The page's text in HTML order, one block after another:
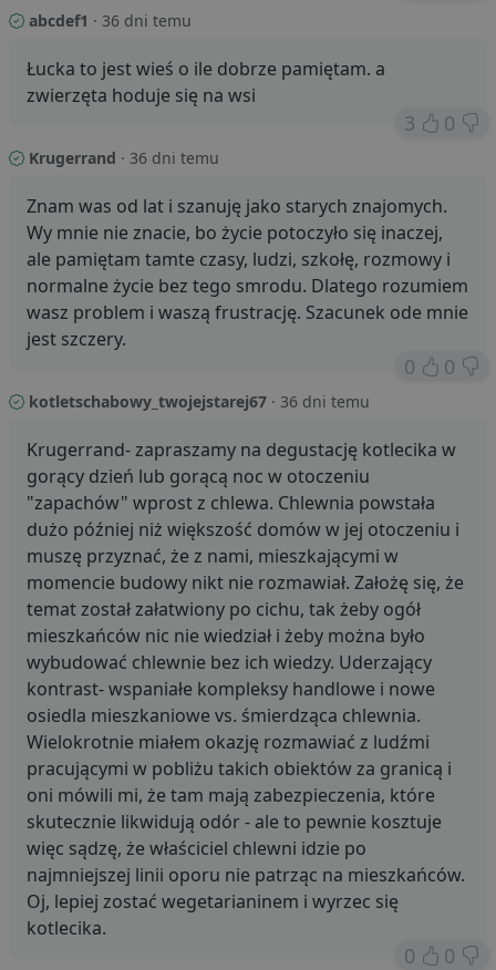
abcdef1 · 36 dni temu
Łucka to jest wieś o ile dobrze pamiętam. a
zwierzęta hoduje się na wsi
3 0
Krugerrand · 36 dni temu
Znam was od lat i szanuję jako starych znajomych.
Wy mnie nie znacie, bo życie potoczyło się inaczej,
ale pamiętam tamte czasy, ludzi, szkołę, rozmowy i
normalne życie bez tego smrodu. Dlatego rozumiem
wasz problem i waszą frustrację. Szacunek ode mnie
jest szczery.
0 0
kotletschabowy_twojejstarej67 · 36 dni temu
Krugerrand- zapraszamy na degustację kotlecika w
gorący dzień lub gorącą noc w otoczeniu
"zapachów" wprost z chlewa. Chlewnia powstała
dużo później niż większość domów w jej otoczeniu i
muszę przyznać, że z nami, mieszkającymi w
momencie budowy nikt nie rozmawiał. Założę się, że
temat został załatwiony po cichu, tak żeby ogół
mieszkańców nic nie wiedział i żeby można było
wybudować chlewnie bez ich wiedzy. Uderzający
kontrast- wspaniałe kompleksy handlowe i nowe
osiedla mieszkaniowe vs. śmierdząca chlewnia.
Wielokrotnie miałem okazję rozmawiać z ludźmi
pracującymi w pobliżu takich obiektów za granicą i
oni mówili mi, że tam mają zabezpieczenia, które
skutecznie likwidują odór - ale to pewnie kosztuje
więc sądzę, że właściciel chlewni idzie po
najmniejszej linii oporu nie patrząc na mieszkańców.
Oj, lepiej zostać wegetarianinem i wyrzec się
kotlecika.
0 0